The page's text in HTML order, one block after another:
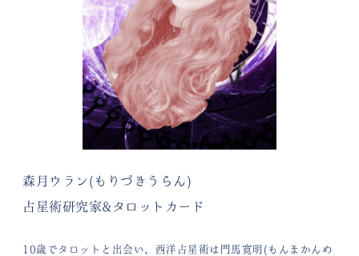
森月ウラン(もりづきうらん)
占星術研究家&タロットカード
10歳でタロットと出会い、西洋占星術は門馬寛明(もんまかんめ